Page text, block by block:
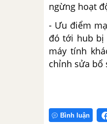
ngừng hoạt
- Ưu điểm
đó tới hub bị
máy tính
chỉnh sửa bổ
Bình luận